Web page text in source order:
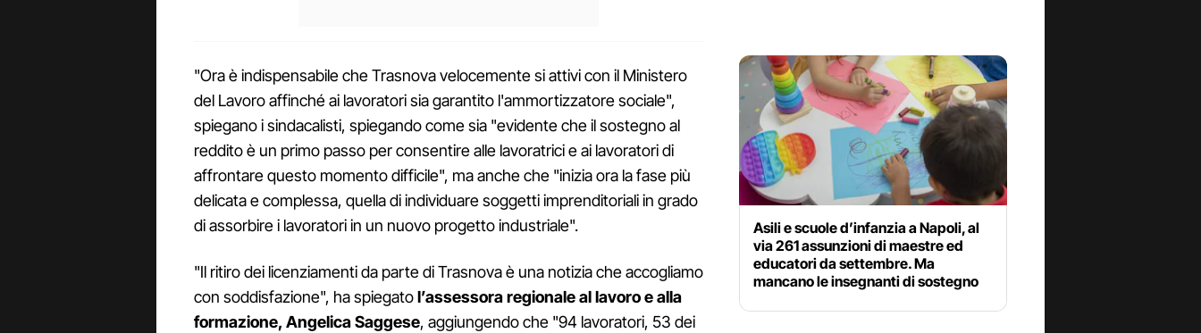
"Ora è indispensabile che Trasnova velocemente si attivi con il Ministero
del Lavoro affinché ai lavoratori sia garantito l'ammortizzatore sociale",
spiegano i sindacalisti, spiegando come sia "evidente che il sostegno al
reddito è un primo passo per consentire alle lavoratrici e ai lavoratori di
affrontare questo momento difficile", ma anche che "inizia ora la fase più
delicata e complessa, quella di individuare soggetti imprenditoriali in grado
di assorbire i lavoratori in un nuovo progetto industriale".
"Il ritiro dei licenziamenti da parte di Trasnova è una notizia che accogliamo
con soddisfazione", ha spiegatol’assessora regionale al lavoro e alla
formazione, Angelica Saggese, aggiungendo che "94 lavoratori, 53 dei
Asili e scuole d’infanzia a Napoli, al
via 261 assunzioni di maestre ed
educatori da settembre. Ma
mancano le insegnanti di sostegno